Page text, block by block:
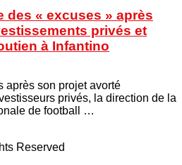
des « excuses » après
privés et
à Infantino
après son projet avorté
privés, la direction de la
de football …
Reserved